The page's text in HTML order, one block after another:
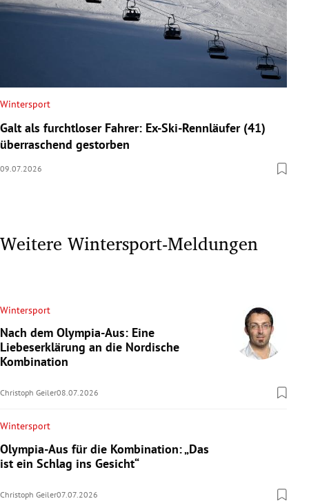
Wintersport
Galt als furchtloser Fahrer: Ex-Ski-Rennläufer (41)
überraschend gestorben
09.07.2026
Weitere Wintersport-Meldungen
Wintersport
Nach dem Olympia-Aus: Eine
Liebeserklärung an die Nordische
Kombination
Christoph Geiler08.07.2026
Wintersport
Olympia-Aus für die Kombination: „Das
ist ein Schlag ins Gesicht“
Christoph Geiler07.07.2026